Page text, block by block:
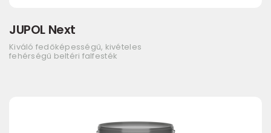
JUPOL Next
Kiváló fedőképességű, kivételes
fehérségű beltéri falfesték